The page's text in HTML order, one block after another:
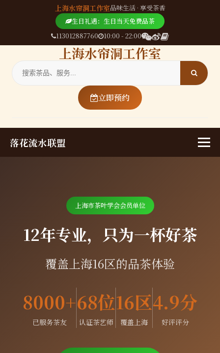
上海水帘洞工作室品味生活 · 享受茶香
生日礼遇：生日当天免费品茶
113012887760
10:00 - 22:00
上海水帘洞工作室
立即预约
落花流水联盟
上海市茶叶学会会员单位
12年专业，只为一杯好茶
覆盖上海16区的品茶体验
8000+
已服务茶友
68位
认证茶艺师
16区
覆盖上海
4.9分
好评评分